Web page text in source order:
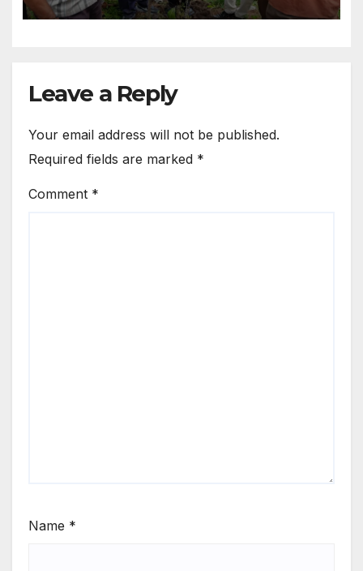
Leave a Reply
Your email address will not be published.
Required fields are marked *
Comment *
Name *